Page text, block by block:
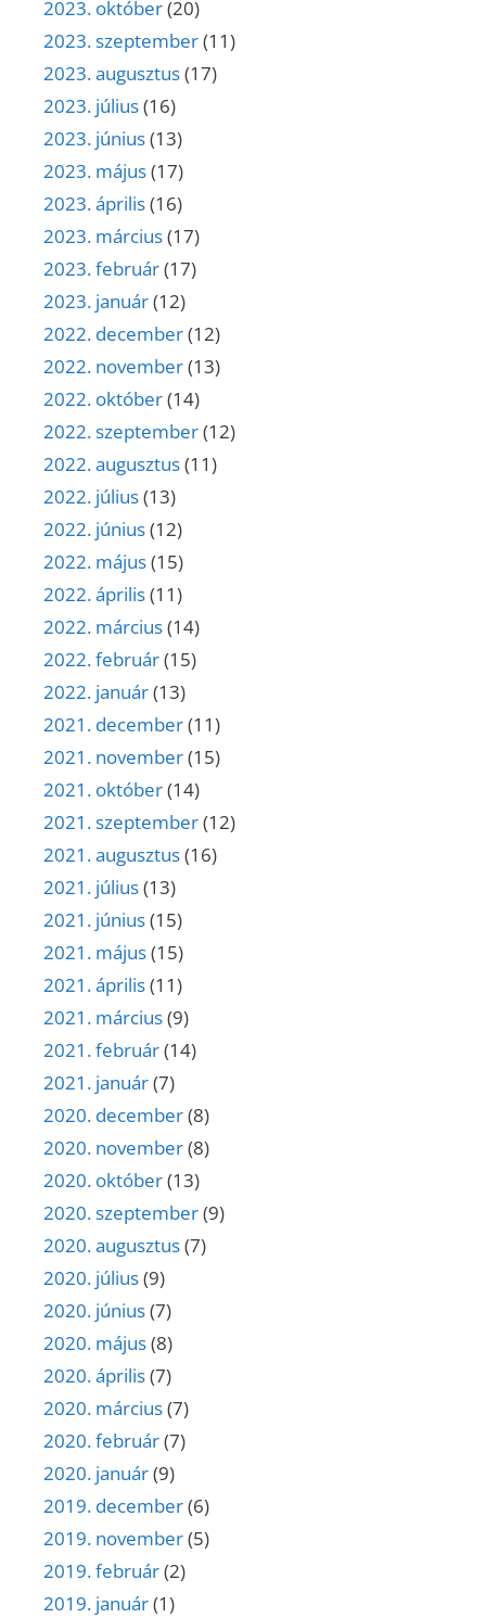
2023. október(20)
2023. szeptember(11)
2023. augusztus(17)
2023. július(16)
2023. június(13)
2023. május(17)
2023. április(16)
2023. március(17)
2023. február(17)
2023. január(12)
2022. december(12)
2022. november(13)
2022. október(14)
2022. szeptember(12)
2022. augusztus(11)
2022. július(13)
2022. június(12)
2022. május(15)
2022. április(11)
2022. március(14)
2022. február(15)
2022. január(13)
2021. december(11)
2021. november(15)
2021. október(14)
2021. szeptember(12)
2021. augusztus(16)
2021. július(13)
2021. június(15)
2021. május(15)
2021. április(11)
2021. március(9)
2021. február(14)
2021. január(7)
2020. december(8)
2020. november(8)
2020. október(13)
2020. szeptember(9)
2020. augusztus(7)
2020. július(9)
2020. június(7)
2020. május(8)
2020. április(7)
2020. március(7)
2020. február(7)
2020. január(9)
2019. december(6)
2019. november(5)
2019. február(2)
2019. január(1)